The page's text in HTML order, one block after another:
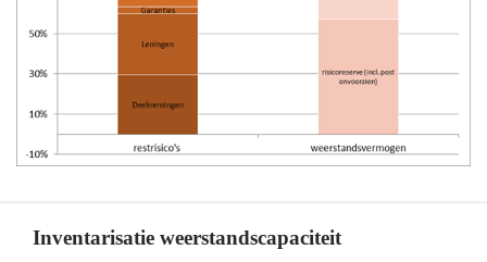
Inventarisatie weerstandscapaciteit